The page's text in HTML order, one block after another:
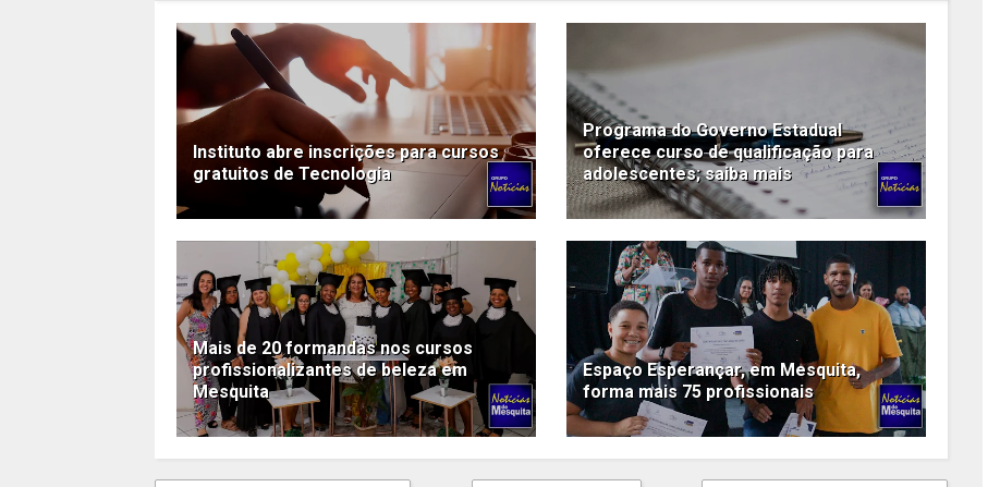
Instituto abre inscrições para cursos
gratuitos de Tecnologia
Programa do Governo Estadual
oferece curso de qualificação para
adolescentes; saiba mais
Mais de 20 formandas nos cursos
profissionalizantes de beleza em
Mesquita
Espaço Esperançar, em Mesquita,
forma mais 75 profissionais